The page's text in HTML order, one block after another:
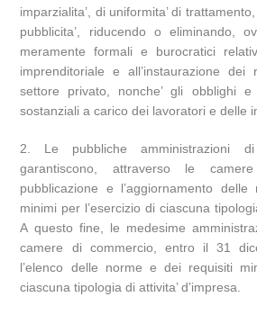
imparzialita’, di uniformita’ di
pubblicita’, riducendo o eliminando,
meramente formali e burocratici relativi
imprenditoriale e all’instaurazione
settore privato, nonche’ gli obblighi
sostanziali a carico dei lavoratori e delle
2. Le pubbliche amministrazioni
garantiscono, attraverso le
pubblicazione e l’aggiornamento
minimi per l’esercizio di ciascuna
A questo fine, le medesime
camere di commercio, entro il 31
l’elenco delle norme e dei requisiti
ciascuna tipologia di attivita’ d’impresa.